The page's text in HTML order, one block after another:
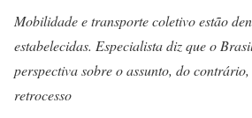
Mobilidade e transporte coletivo estão
estabelecidas. Especialista diz que o
perspectiva sobre o assunto, do
retrocesso